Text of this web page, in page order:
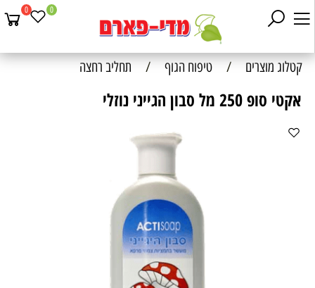
0 0
קטלוג מוצרים / טיפוח הגוף / תחליב רחצה
אקטי סופ 250 מל סבון הגייני נוזלי